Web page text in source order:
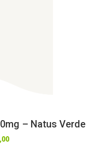
– Natus Verde